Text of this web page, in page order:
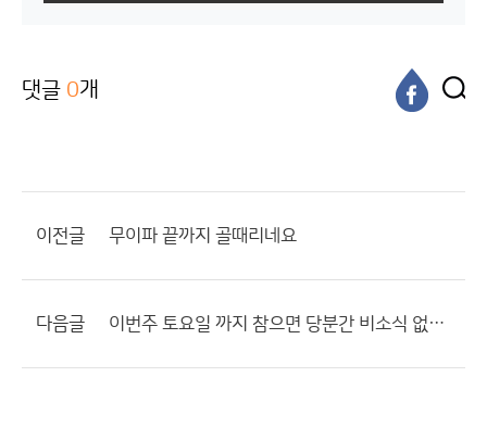
댓글 0개
이전글 무이파 끝까지 골때리네요
다음글 이번주 토요일 까지 참으면 당분간 비소식 없겠네요